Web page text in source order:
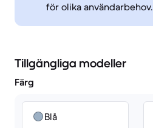
för olika användarbehov.
Tillgängliga modeller
Färg
Blå